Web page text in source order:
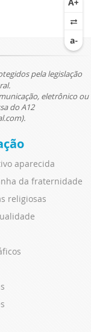
pela legislação
eletrônico ou
do A12
aparecida
da fraternidade
religiosas